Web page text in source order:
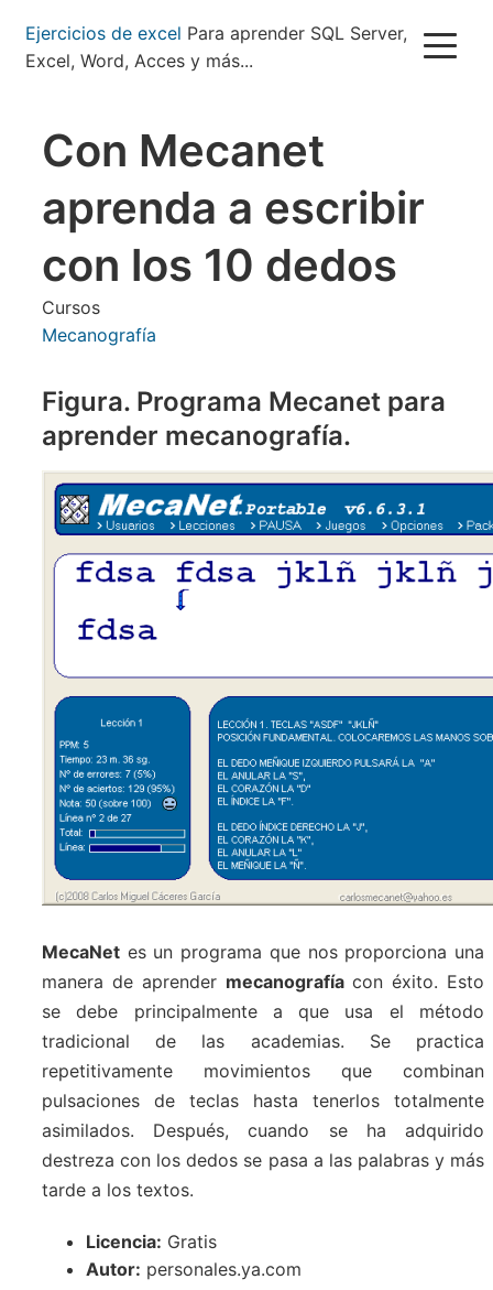
Pasar
contenido
Ejercicios de excel Para aprender SQL Server,
Excel, Word, Acces y más...
Con Mecanet
aprenda a escribir
con los 10 dedos
Cursos
Mecanografía
Figura. Programa Mecanet para
aprender mecanografía.
MecaNet es un programa que nos proporciona una
manera de aprender mecanografíacon éxito. Esto
se debe principalmente a que usa el método
tradicional de las academias. Se practica
repetitivamente movimientos que combinan
pulsaciones de teclas hasta tenerlos totalmente
asimilados. Después, cuando se ha adquirido
destreza con los dedos se pasa a las palabras y más
tarde a los textos.
Licencia: Gratis
Autor: personales.ya.com